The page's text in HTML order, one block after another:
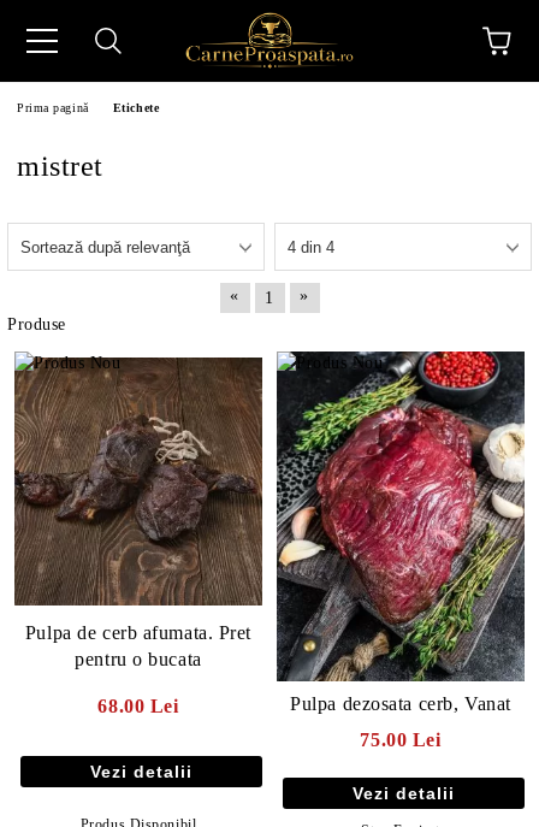
Prima pagină Etichete
mistret
« 1
»
Produse
Pulpa de cerb afumata. Pret
pentru o bucata
68.00 Lei
Vezi detalii
Pulpa dezosata cerb, Vanat
75.00 Lei
Vezi detalii